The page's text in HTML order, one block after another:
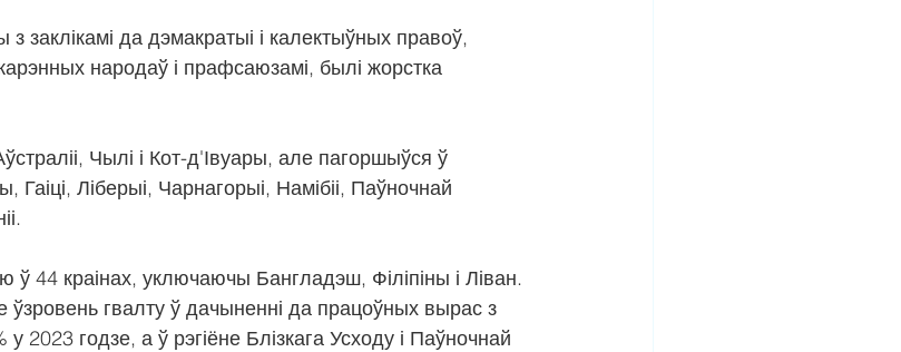
заклікамі да дэмакратыі і калектыўных правоў,
народаў і прафсаюзамі, былі жорстка
Чылі і Кот-д'Івуары, але пагоршыўся ў
Ліберыі, Чарнагорыі, Намібіі, Паўночнай
ў 44 краінах, уключаючы Бангладэш, Філіпіны і Ліван.
ўзровень гвалту ў дачыненні да працоўных вырас з
2023 годзе, а ў рэгіёне Блізкага Усходу і Паўночнай